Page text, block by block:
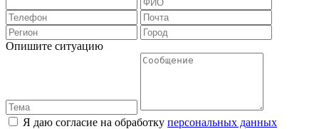
Опишите ситуацию
Я даю согласие на обработку персональных данных